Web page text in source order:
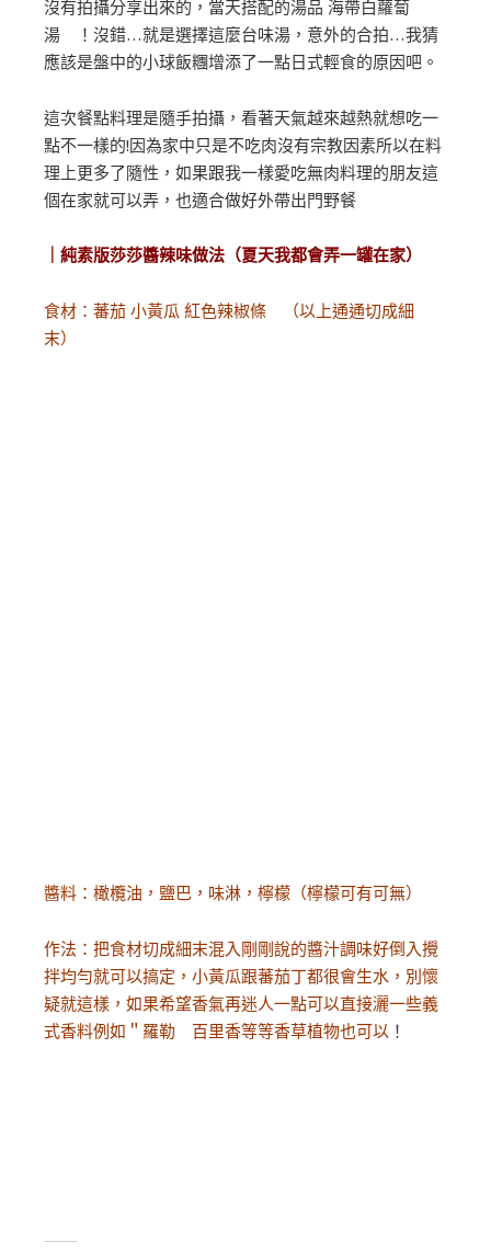
沒有拍攝分享出來的，當天搭配的湯品 海帶白蘿蔔
湯 ！沒錯…就是選擇這麼台味湯，意外的合拍…我猜
應該是盤中的小球飯糰增添了一點日式輕食的原因吧。
這次餐點料理是隨手拍攝，看著天氣越來越熱就想吃一
點不一樣的!因為家中只是不吃肉沒有宗教因素所以在料
理上更多了隨性，如果跟我一樣愛吃無肉料理的朋友這
個在家就可以弄，也適合做好外帶出門野餐
｜純素版莎莎醬辣味做法（夏天我都會弄一罐在家）
食材：蕃茄 小黃瓜 紅色辣椒條 （以上通通切成細
末）
醬料：橄欖油，鹽巴，味淋，檸檬（檸檬可有可無）
作法：把食材切成細末混入剛剛說的醬汁調味好倒入攪
拌均勻就可以搞定，小黃瓜跟蕃茄丁都很會生水，別懷
疑就這樣，如果希望香氣再迷人一點可以直接灑一些義
式香料例如＂羅勒 百里香等等香草植物也可以 ！